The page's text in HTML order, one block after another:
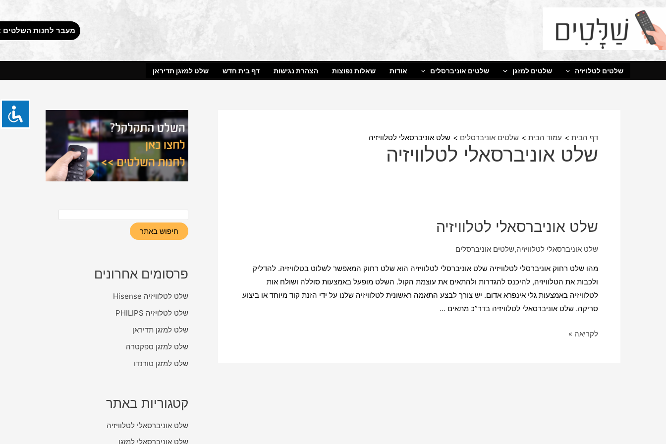
דילוג
לתוכן
מעבר לחנות השלטים
שלטים לטלויזיה שלטים למזגן שלטים אוניברסלים אודות שאלות נפוצות הצהרת נגישות דף בית חדש שלט למזגן תדיראן
דף הבית עמוד הבית שלטים אוניברסלים שלט אוניברסאלי לטלוויזיה
שלט אוניברסאלי לטלוויזיה
שלט אוניברסאלי לטלוויזיה
שלט אוניברסאלי לטלוויזיה,שלטים אוניברסלים
מהו שלט רחוק אוניברסלי לטלוויזיה שלט אוניברסלי לטלוויזיה הוא שלט רחוק המאפשר לשלוט בטלוויזיה. להדליק
ולכבות את הטלוויזיה, להיכנס להגדרות ולהתאים את עוצמת הקול. השלט מופעל באמצעות סוללה ושולח אות
לטלוויזיה באמצעות גלי אינפרא אדום. יש צורך לבצע התאמה ראשונית לטלוויזיה שלנו על ידי הזנת קוד מיוחד או ביצוע
סריקה. שלט אוניברסאלי לטלוויזיה בדר”כ מתאים …
שלט
לקריאה »
י
ש
חיפוש באתר
פרסומים אחרונים
שלט לטלוויזיה Hisense
שלט לטלויזיה PHILIPS
שלט למזגן תדיראן
שלט למזגן ספקטרה
שלט למזגן טורנדו
קטגוריות באתר
שלט אוניברסאלי לטלוויזיה
שלט אוניברסאלי למזגן